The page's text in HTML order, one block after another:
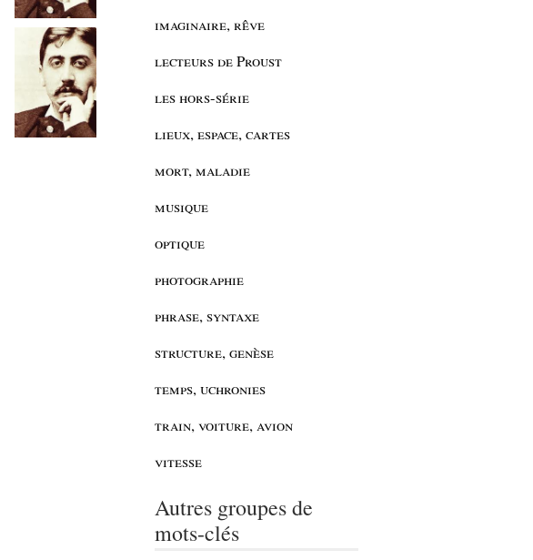
imaginaire, rêve
lecteurs de Proust
les hors-série
lieux, espace, cartes
mort, maladie
musique
optique
photographie
phrase, syntaxe
structure, genèse
temps, uchronies
train, voiture, avion
vitesse
Autres groupes de
mots-clés